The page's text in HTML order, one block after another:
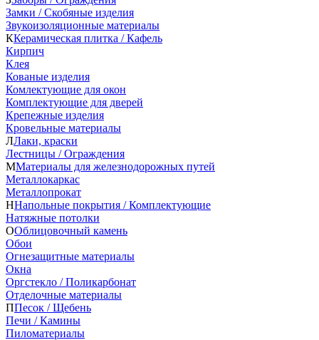
Замки / Скобяные изделия
Звукоизоляционные материалы
ККерамическая плитка / Кафель
Кирпич
Клея
Кованые изделия
Комлектующие для окон
Комплектующие для дверей
Крепежные изделия
Кровельные материалы
ЛЛаки, краски
Лестницы / Ограждения
ММатериалы для железнодорожных путей
Металлокаркас
Металлопрокат
ННапольные покрытия / Комплектующие
Натяжные потолки
ООблицовочный камень
Обои
Огнезащитные материалы
Окна
Оргстекло / Поликарбонат
Отделочные материалы
ППесок / Щебень
Печи / Камины
Пиломатериалы